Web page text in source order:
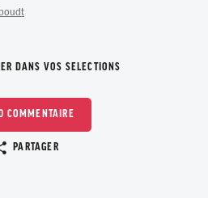
DANS VOS SELECTIONS
COMMENTAIRE
PARTAGER